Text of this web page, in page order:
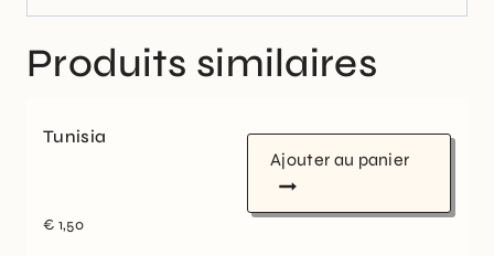
Produits similaires
Tunisia
€ 1,50
Ajouter au panier